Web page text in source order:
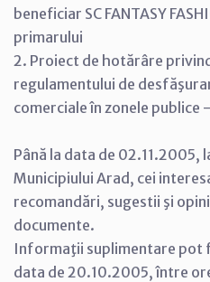
beneficiar SC FANTASY
primarului
2. Proiect de hotărâre
regulamentului de
comerciale în zonele
Până la data de
Municipiului Arad, cei
recomandări, sugestii şi
documente.
Informaţii suplimentare pot
data de 20.10.2005, între